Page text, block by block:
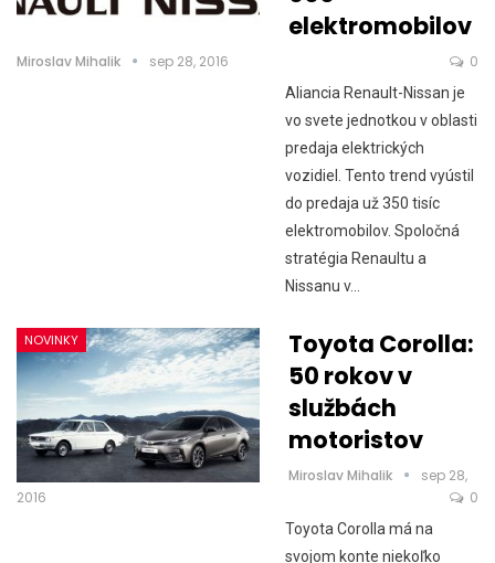
elektromobilov
Miroslav Mihalik sep 28, 2016 0
Aliancia Renault-Nissan je
vo svete jednotkou v oblasti
predaja elektrických
vozidiel. Tento trend vyústil
do predaja už 350 tisíc
elektromobilov. Spoločná
stratégia Renaultu a
Nissanu v…
NOVINKY
Toyota Corolla:
50 rokov v
službách
motoristov
Miroslav Mihalik
sep 28,
2016
0
Toyota Corolla má na
svojom konte niekoľko